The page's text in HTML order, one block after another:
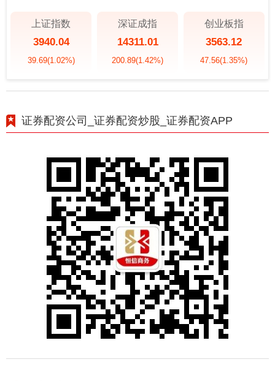
上证指数
3940.04
39.69(1.02%)
深证成指
14311.01
200.89(1.42%)
创业板指
3563.12
47.56(1.35%)
证券配资公司_证券配资炒股_证券配资APP